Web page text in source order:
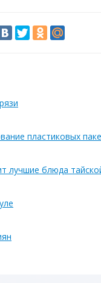
пластиковых
лучшие блюда